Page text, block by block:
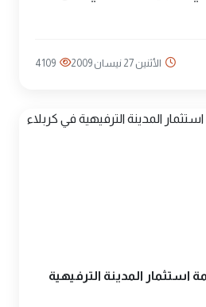
الأثنين 27 نيسان 2009 4109
استثمار المدينة الترفيهية